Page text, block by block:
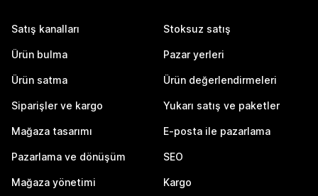
Satış kanalları
Ürün bulma
Ürün satma
Siparişler ve kargo
Mağaza tasarımı
Pazarlama ve dönüşüm
Mağaza yönetimi
Stoksuz satış
Pazar yerleri
Ürün değerlendirmeleri
Yukarı satış ve paketler
E-posta ile pazarlama
SEO
Kargo